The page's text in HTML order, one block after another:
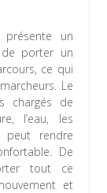
un
porter un
ce qui
Le
chargés de
l’eau, les
peut rendre
De
tout ce
et